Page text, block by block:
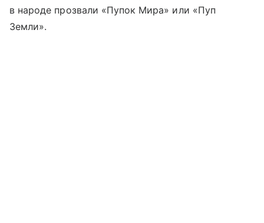
в народе прозвали «Пупок Мира» или «Пуп
Земли».